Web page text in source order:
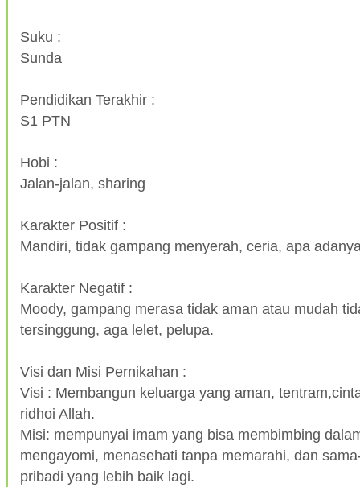
Suku :
Sunda
Pendidikan Terakhir :
S1 PTN
Hobi :
Jalan-jalan, sharing
Karakter Positif :
Mandiri, tidak gampang menyerah, ceria, apa
Karakter Negatif :
Moody, gampang merasa tidak aman atau mudah
tersinggung, aga lelet, pelupa.
Visi dan Misi Pernikahan :
Visi : Membangun keluarga yang aman,
ridhoi Allah.
Misi: mempunyai imam yang bisa membimbing
mengayomi, menasehati tanpa memarahi, dan
pribadi yang lebih baik lagi.